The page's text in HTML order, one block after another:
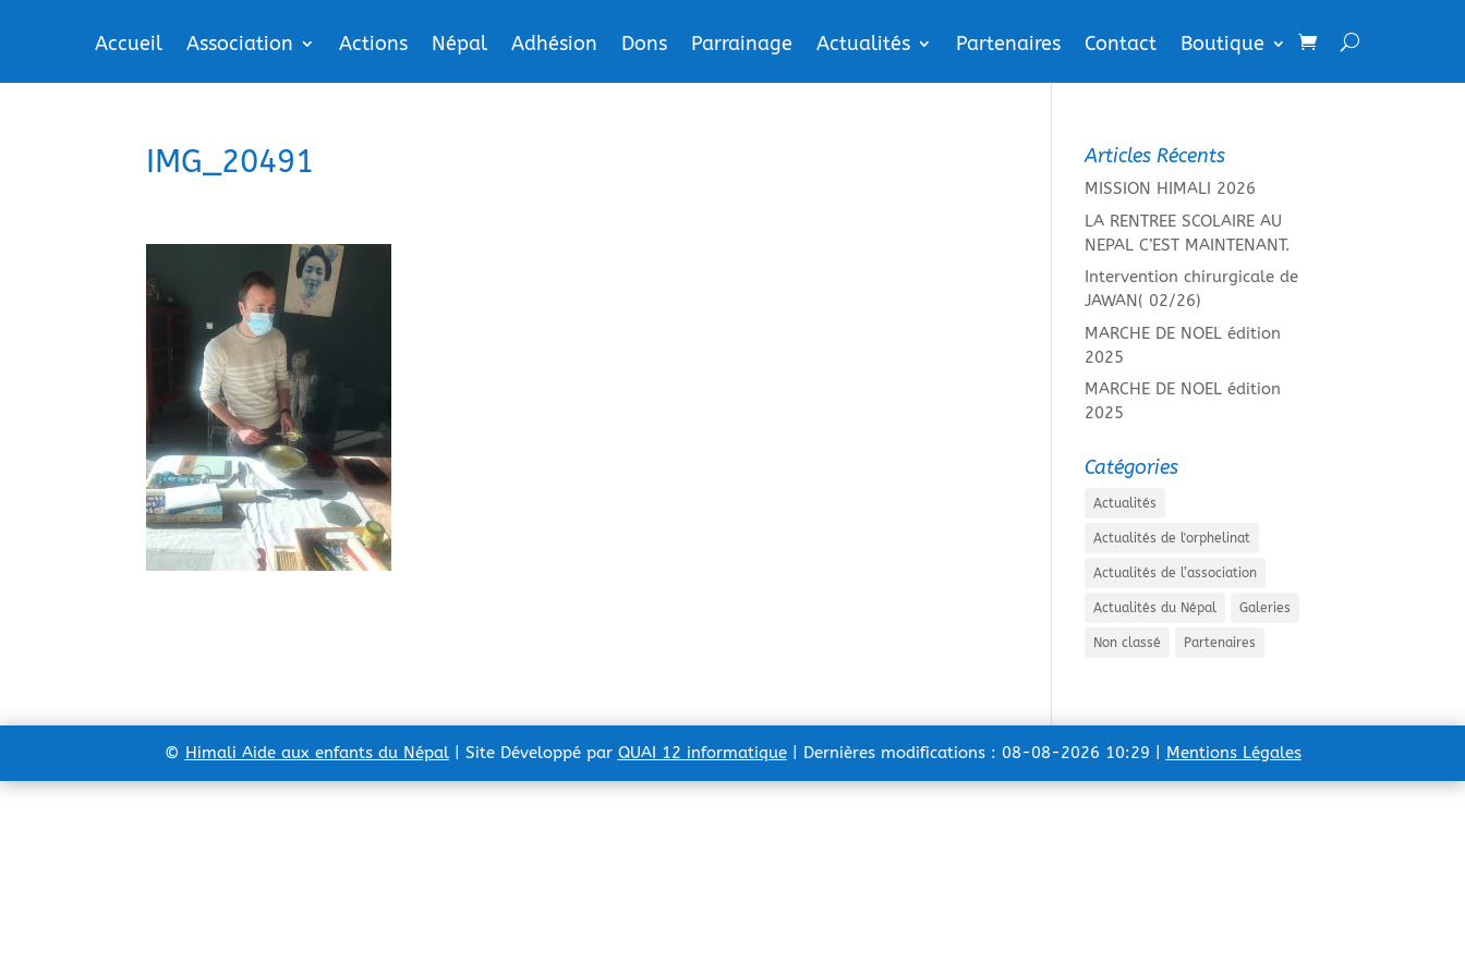
Accueil Association Actions Népal Adhésion Dons Parrainage Actualités Partenaires Contact Boutique
IMG_20491 Articles Récents
MISSION HIMALI 2026
LA RENTREE SCOLAIRE AU
NEPAL C’EST MAINTENANT.
Intervention chirurgicale de
JAWAN( 02/26)
MARCHE DE NOEL édition
2025
MARCHE DE NOEL édition
2025
Catégories
Actualités
Actualités de l'orphelinat
Actualités de l’association
Actualités du Népal Galeries
Non classé Partenaires
© Himali Aide aux enfants du Népal | Site Développé par QUAI 12 informatique | Dernières modifications : 08-08-2026 10:29 | Mentions Légales